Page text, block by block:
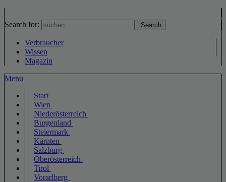
Search for: Search
Verbraucher
Wissen
Magazin
Menu
Start
Wien
Niederösterreich
Burgenland
Steiermark
Kärnten
Salzburg
Oberösterreich
Tirol
Vorarlberg